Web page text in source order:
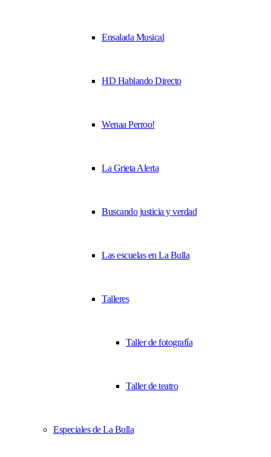
Ensalada Musical
HD Hablando Directo
Wenaa Perroo!
La Grieta Alerta
Buscando justicia y verdad
Las escuelas en La Bulla
Talleres
Taller de fotografía
Taller de teatro
Especiales de La Bulla